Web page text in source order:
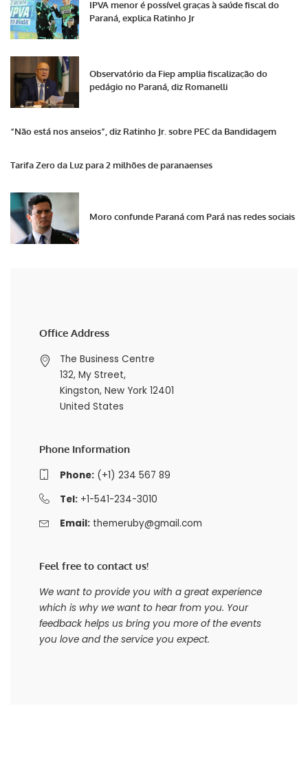
IPVA menor é possível graças à saúde fiscal do
Paraná, explica Ratinho Jr
Observatório da Fiep amplia fiscalização do
pedágio no Paraná, diz Romanelli
“Não está nos anseios”, diz Ratinho Jr. sobre PEC da Bandidagem
Tarifa Zero da Luz para 2 milhões de paranaenses
Moro confunde Paraná com Pará nas redes sociais
Office Address
The Business Centre
132, My Street,
Kingston, New York 12401
United States
Phone Information
Phone:(+1) 234 567 89
Tel:+1-541-234-3010
Email: themeruby@gmail.com
Feel free to contact us!
We want to provide you with a great experience
which is why we want to hear from you. Your
feedback helps us bring you more of the events
you love and the service you expect.